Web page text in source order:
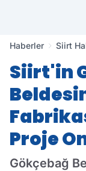
Haberler Siirt
Siirt'in
Proje
Gökçebağ